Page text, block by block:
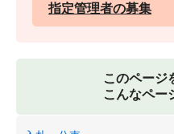
指定管理者の募集
このページ
こんなペー